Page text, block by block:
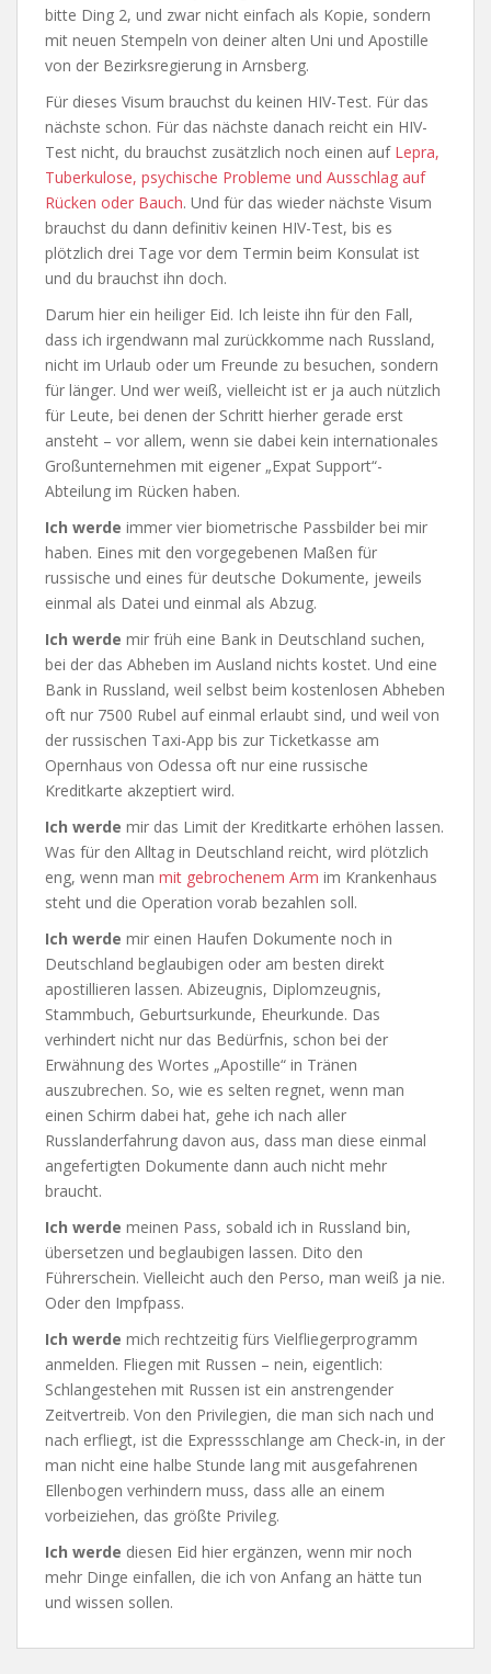
bitte Ding 2, und zwar nicht einfach als Kopie, sondern
mit neuen Stempeln von deiner alten Uni und Apostille
von der Bezirksregierung in Arnsberg.
Für dieses Visum brauchst du keinen HIV-Test. Für das
nächste schon. Für das nächste danach reicht ein HIV-
Test nicht, du brauchst zusätzlich noch einen auf Lepra,
Tuberkulose, psychische Probleme und Ausschlag auf
Rücken oder Bauch. Und für das wieder nächste Visum
brauchst du dann definitiv keinen HIV-Test, bis es
plötzlich drei Tage vor dem Termin beim Konsulat ist
und du brauchst ihn doch.
Darum hier ein heiliger Eid. Ich leiste ihn für den Fall,
dass ich irgendwann mal zurückkomme nach Russland,
nicht im Urlaub oder um Freunde zu besuchen, sondern
für länger. Und wer weiß, vielleicht ist er ja auch nützlich
für Leute, bei denen der Schritt hierher gerade erst
ansteht – vor allem, wenn sie dabei kein internationales
Großunternehmen mit eigener „Expat Support“-
Abteilung im Rücken haben.
Ich werde immer vier biometrische Passbilder bei mir
haben. Eines mit den vorgegebenen Maßen für
russische und eines für deutsche Dokumente, jeweils
einmal als Datei und einmal als Abzug.
Ich werde mir früh eine Bank in Deutschland suchen,
bei der das Abheben im Ausland nichts kostet. Und eine
Bank in Russland, weil selbst beim kostenlosen Abheben
oft nur 7500 Rubel auf einmal erlaubt sind, und weil von
der russischen Taxi-App bis zur Ticketkasse am
Opernhaus von Odessa oft nur eine russische
Kreditkarte akzeptiert wird.
Ich werde mir das Limit der Kreditkarte erhöhen lassen.
Was für den Alltag in Deutschland reicht, wird plötzlich
eng, wenn man mit gebrochenem Arm im Krankenhaus
steht und die Operation vorab bezahlen soll.
Ich werde mir einen Haufen Dokumente noch in
Deutschland beglaubigen oder am besten direkt
apostillieren lassen. Abizeugnis, Diplomzeugnis,
Stammbuch, Geburtsurkunde, Eheurkunde. Das
verhindert nicht nur das Bedürfnis, schon bei der
Erwähnung des Wortes „Apostille“ in Tränen
auszubrechen. So, wie es selten regnet, wenn man
einen Schirm dabei hat, gehe ich nach aller
Russlanderfahrung davon aus, dass man diese einmal
angefertigten Dokumente dann auch nicht mehr
braucht.
Ich werde meinen Pass, sobald ich in Russland bin,
übersetzen und beglaubigen lassen. Dito den
Führerschein. Vielleicht auch den Perso, man weiß ja nie.
Oder den Impfpass.
Ich werde mich rechtzeitig fürs Vielfliegerprogramm
anmelden. Fliegen mit Russen – nein, eigentlich:
Schlangestehen mit Russen ist ein anstrengender
Zeitvertreib. Von den Privilegien, die man sich nach und
nach erfliegt, ist die Expressschlange am Check-in, in der
man nicht eine halbe Stunde lang mit ausgefahrenen
Ellenbogen verhindern muss, dass alle an einem
vorbeiziehen, das größte Privileg.
Ich werde diesen Eid hier ergänzen, wenn mir noch
mehr Dinge einfallen, die ich von Anfang an hätte tun
und wissen sollen.